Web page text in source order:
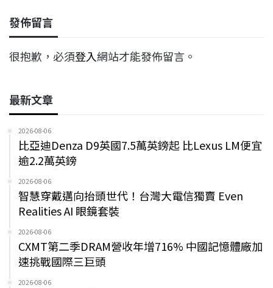
發佈留言
很抱歉，必須登入網站才能發佈留言。
最新文章
2026-08-06
比亞迪Denza D9英國7.5萬英鎊起 比Lexus LM便宜
逾2.2萬英鎊
2026-08-06
智慧穿戴邁向抬頭世代！台灣大電信獨賣 Even
Realities AI 眼鏡套裝
2026-08-06
CXMT第二季DRAM營收年增716% 中國記憶體廠加
速挑戰國際三巨頭
2026-08-06